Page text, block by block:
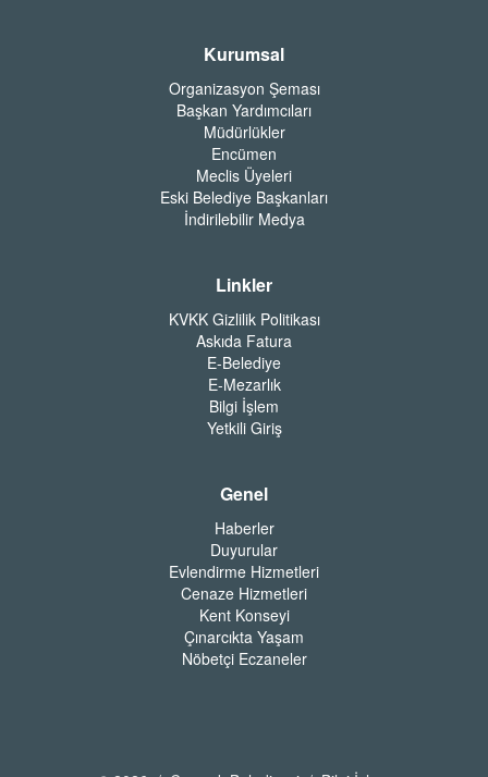
Kurumsal
Organizasyon Şeması
Başkan Yardımcıları
Müdürlükler
Encümen
Meclis Üyeleri
Eski Belediye Başkanları
İndirilebilir Medya
Linkler
KVKK Gizlilik Politikası
Askıda Fatura
E-Belediye
E-Mezarlık
Bilgi İşlem
Yetkili Giriş
Genel
Haberler
Duyurular
Evlendirme Hizmetleri
Cenaze Hizmetleri
Kent Konseyi
Çınarcıkta Yaşam
Nöbetçi Eczaneler